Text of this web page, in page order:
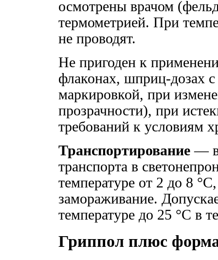
осмотрены врачом
термометрией. При
не проводят.
Не пригоден к
флаконах, шприц-дозах
маркировкой, при
прозрачности), при
требований к условиям
Транспортирование —
транспорта в
температуре от 2 до 8
замораживание.
температуре до 25 °C в
Гриппол плюс